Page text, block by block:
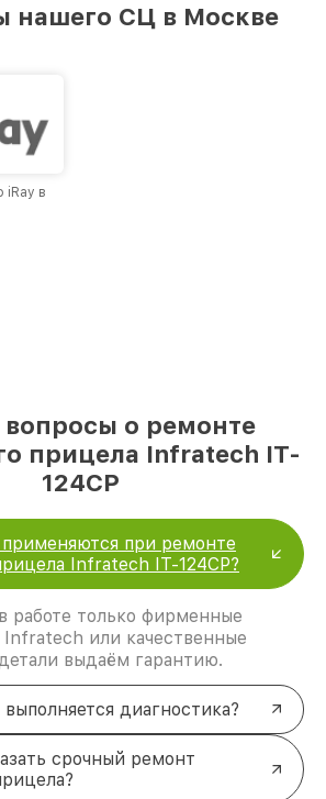
центром Infratech в
нашего СЦ в Москве
iRay в
вопросы о ремонте
прицела Infratech IT-
124CP
при ремонте
Infratech IT-124CP?
работе только фирменные
или качественные
выдаём гарантию.
диагностика?
срочный ремонт